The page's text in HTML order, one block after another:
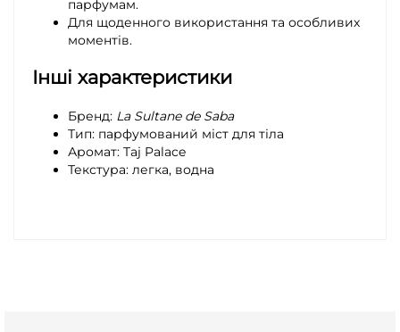
парфумам.
Для щоденного використання та особливих
моментів.
Інші характеристики
Бренд: La Sultane de Saba
Тип: парфумований міст для тіла
Аромат: Taj Palace
Текстура: легка, водна